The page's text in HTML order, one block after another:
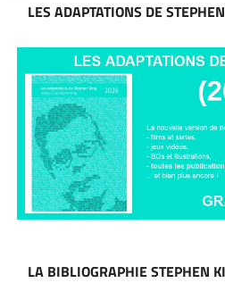
LES ADAPTATIONS DE
LA BIBLIOGRAPHIE STEPHEN